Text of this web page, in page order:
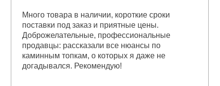
Много товара в наличии, короткие сроки
поставки под заказ и приятные цены.
Доброжелательные, профессиональные
продавцы: рассказали все нюансы по
каминным топкам, о которых я даже не
догадывался. Рекомендую!